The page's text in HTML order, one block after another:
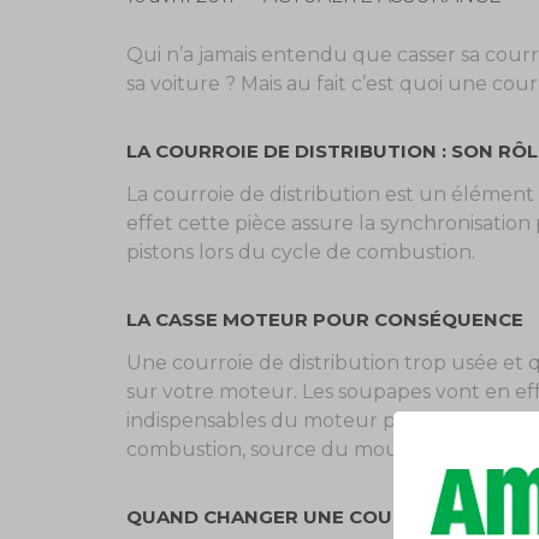
Qui n’a jamais entendu que casser sa
sa voiture ? Mais au fait c’est quoi une
LA COURROIE DE DISTRIBUTION : SON
La courroie de distribution est un
effet cette pièce assure la
pistons lors du cycle de combustion.
LA CASSE MOTEUR POUR CONSÉQUENCE
Une courroie de distribution trop usée et
sur votre moteur. Les soupapes vont en
indispensables du moteur puisque
combustion, source du mouvement du
QUAND CHANGER UNE COURROIE DE